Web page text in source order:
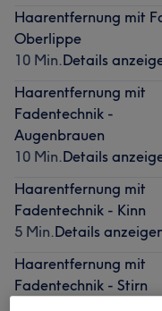
Haarentfernung mit
Oberlippe
10 Min.Details
Haarentfernung mit
Fadentechnik -
Augenbrauen
10 Min.Details
Haarentfernung mit
Fadentechnik - Kinn
5 Min.Details
Haarentfernung mit
Fadentechnik - Stirn